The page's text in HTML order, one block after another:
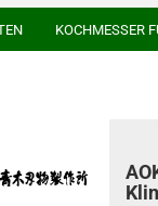
Passwort
erstellen
KOCHMESSER